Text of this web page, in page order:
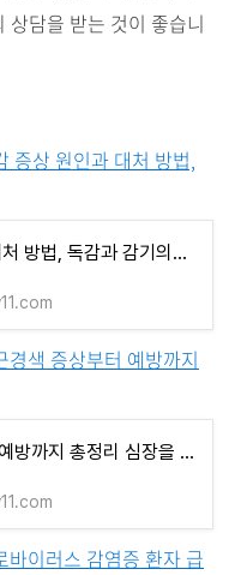
상담을 받는 것이 좋습니
증상 원인과 대처 방법,
독감 증상 원인과 대처 방법, 독감과 감기의차이
색 증상부터 예방까지
심근경색 증상부터 예방까지 총정리 심장을 지키는 생활수칙
이러스 감염증 환자 급